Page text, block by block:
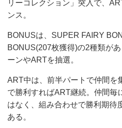
リーコレクション」突入で、
ンス。
BONUSは、SUPER FAIRY
BONUS(207枚獲得)の2種類が
ーンやARTを抽選。
ART中は、前半パートで仲間を
で勝利すればART継続。仲間毎
はなく、組み合わせで勝利期待
ある。